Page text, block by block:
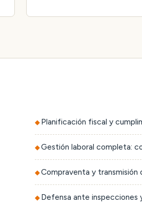
Planificación fiscal y
Gestión laboral completa:
Compraventa y transmisión
Defensa ante inspecciones